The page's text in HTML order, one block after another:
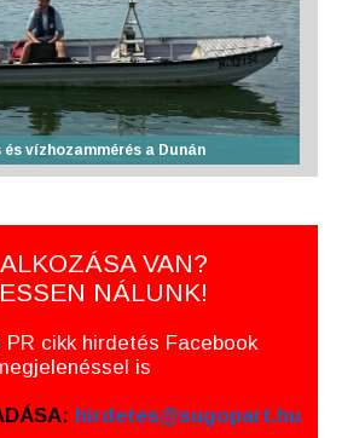
vízhozammérés a Dunán
VAN?
NÁLUNK!
PR cikk hirdetés Facebook
is
hirdetes@sugopart.hu